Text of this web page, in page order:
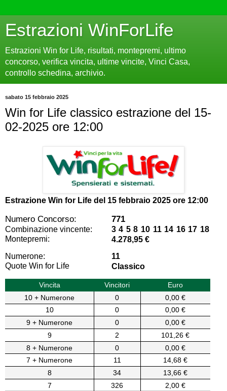
Estrazioni WinForLife
Estrazioni Win for Life, risultati, montepremi, ultimo
concorso, verifica vincita, ultime vincite, Vinci Casa,
controllo schedina, archivio.
sabato 15 febbraio 2025
Win for Life classico estrazione del 15-
02-2025 ore 12:00
Estrazione Win for Life del 15 febbraio 2025 ore 12:00
Numero Concorso: 771
Combinazione vincente:
3 4 5 8 10 11 14 16 17 18
Montepremi:
4.278,95 €
Numerone:
11
Quote Win for Life
Classico
Vincita Vincitori
Euro
10 + Numerone
0
0,00 €
10
0
0,00 €
9 + Numerone
0
0,00 €
9
2
101,26 €
8 + Numerone
0
0,00 €
7 + Numerone
11
14,68 €
8
34
13,66 €
7
326
2,00 €